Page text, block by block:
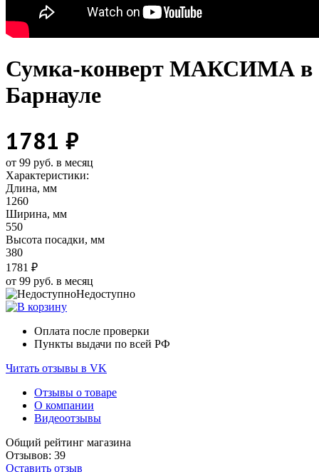
Сумка-конверт МАКСИМА в
Барнауле
1781 ₽
от 99 руб. в месяц
Характеристики:
Длина, мм
1260
Ширина, мм
550
Высота посадки, мм
380
1781 ₽
от 99 руб. в месяц
Недоступно
Оплата после проверки
Пункты выдачи по всей РФ
Читать отзывы в VK
Отзывы о товаре
О компании
Видеоотзывы
Общий рейтинг магазина
Отзывов: 39
Оставить отзыв